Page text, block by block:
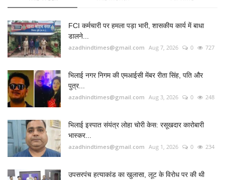
FCI कर्मचारी पर हमला पड़ा भारी, शासकीय कार्य में बाधा
डालने...
azadhindtimes@gmail.com Aug 7, 2026 0 727
भिलाई नगर निगम की एमआईसी मेंबर रीता सिंह, पति और
पुत्र...
azadhindtimes@gmail.com Aug 3, 2026 0 248
भिलाई इस्पात संयंत्र लोहा चोरी केस: रसूखदार कारोबारी
भास्कर...
azadhindtimes@gmail.com Aug 1, 2026 0 234
उपसरपंच हत्याकांड का खुलासा, लूट के विरोध पर की थी